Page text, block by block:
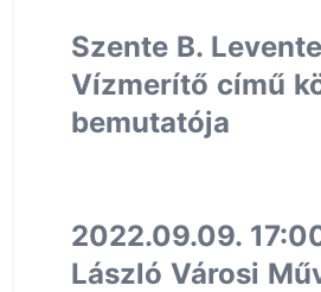
Szente B.
Vízmerítő című
bemutatója
2022.09.09.
László Városi